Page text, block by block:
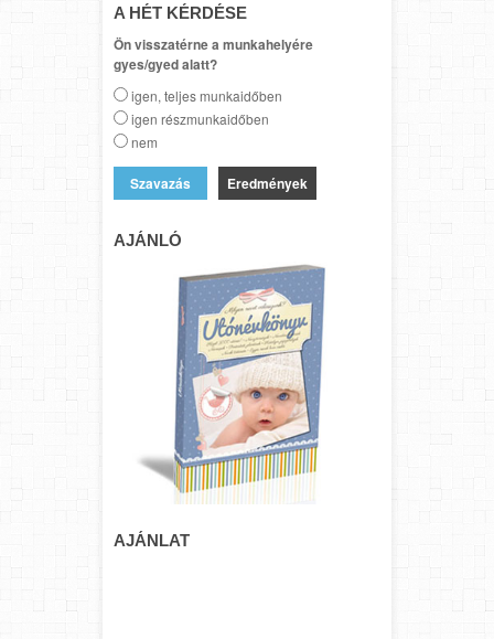
A HÉT KÉRDÉSE
Ön visszatérne a munkahelyére
gyes/gyed alatt?
igen, teljes munkaidőben
igen részmunkaidőben
nem
Eredmények
AJÁNLÓ
AJÁNLAT